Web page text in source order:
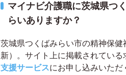
マイナビ介護職に茨城県つ
らいありますか？
茨城県つくばみらい市の精神保
新）。サイト上に掲載されてい
支援サービスにお申し込みいた